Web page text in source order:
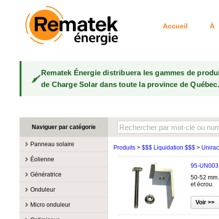
Accueil À
Rematek Énergie distribuera les gammes de
de Charge Solar dans toute la province de Québec.
Naviguer par catégorie
Panneau solaire
Fabricants
FlagSun
Hanwha
JA Solar
200W @ 299W
300W @ 399W
400W @ 499W
Éolienne
Fabricants
Éoliennes 15kW
Génératrice
Fabricants
Onduleur
Fabricants
Micro onduleur
Produits > $$$ Liquidation $$$ > Unirac
95-UN003
50-52 mm
et écrou.